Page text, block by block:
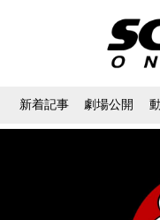
新着記事 劇場公開